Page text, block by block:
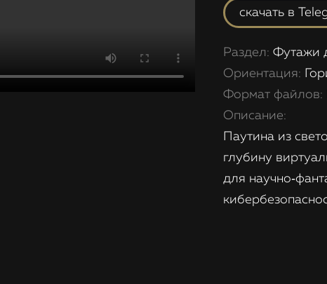
скачать в
Раздел: Футажи
Ориентация:
Формат файлов:
Описание:
Паутина из
глубину
для